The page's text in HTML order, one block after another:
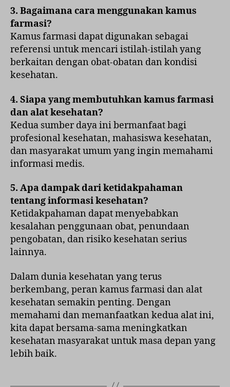
3. Bagaimana cara menggunakan kamus
farmasi?
Kamus farmasi dapat digunakan sebagai
referensi untuk mencari istilah-istilah yang
berkaitan dengan obat-obatan dan kondisi
kesehatan.
4. Siapa yang membutuhkan kamus farmasi
dan alat kesehatan?
Kedua sumber daya ini bermanfaat bagi
profesional kesehatan, mahasiswa kesehatan,
dan masyarakat umum yang ingin memahami
informasi medis.
5. Apa dampak dari ketidakpahaman
tentang informasi kesehatan?
Ketidakpahaman dapat menyebabkan
kesalahan penggunaan obat, penundaan
pengobatan, dan risiko kesehatan serius
lainnya.
Dalam dunia kesehatan yang terus
berkembang, peran kamus farmasi dan alat
kesehatan semakin penting. Dengan
memahami dan memanfaatkan kedua alat ini,
kita dapat bersama-sama meningkatkan
kesehatan masyarakat untuk masa depan yang
lebih baik.